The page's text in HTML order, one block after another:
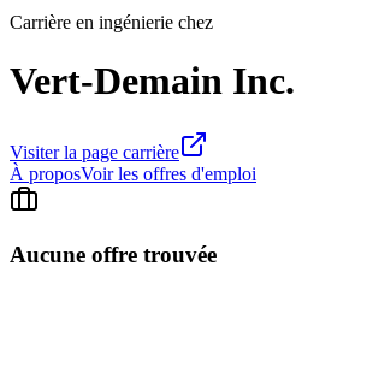
Carrière en ingénierie chez
Vert-Demain Inc.
Visiter la page carrière
À proposVoir les offres d'emploi
Aucune offre trouvée